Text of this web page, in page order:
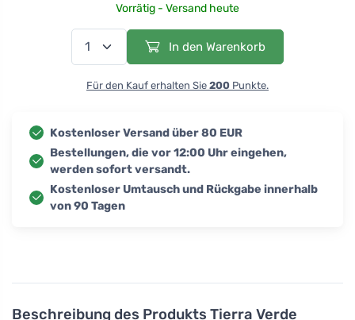
Beschreibung des Produkts Tierra Verde
Vorrätig - Versand heute
In den Warenkorb
Für den Kauf erhalten Sie 200 Punkte.
Kostenloser Versand über 80 EUR
Bestellungen, die vor 12:00 Uhr eingehen,
werden sofort versandt.
Kostenloser Umtausch und Rückgabe innerhalb
von 90 Tagen